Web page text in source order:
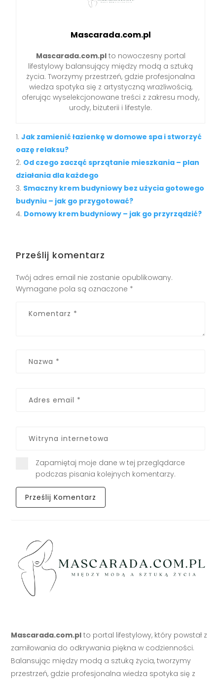
Mascarada.com.pl
Mascarada.com.plto nowoczesny portal
lifestylowy balansujący między modą a sztuką
życia. Tworzymy przestrzeń, gdzie profesjonalna
wiedza spotyka się z artystyczną wrażliwością,
oferując wyselekcjonowane treści z zakresu mody,
urody, biżuterii i lifestyle.
Jak zamienić łazienkę w domowe spa i stworzyć
oazę relaksu?
Od czego zacząć sprzątanie mieszkania – plan
działania dla każdego
Smaczny krem budyniowy bez użycia gotowego
budyniu – jak go przygotować?
Domowy krem budyniowy – jak go przyrządzić?
Prześlij komentarz
Twój adres email nie zostanie opublikowany.
Wymagane pola są oznaczone *
Zapamiętaj moje dane w tej przeglądarce
podczas pisania kolejnych komentarzy.
Mascarada.com.pl to portal lifestylowy, który powstał z
zamiłowania do odkrywania piękna w codzienności.
Balansując między modą a sztuką życia, tworzymy
przestrzeń, gdzie profesjonalna wiedza spotyka się z